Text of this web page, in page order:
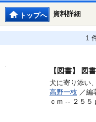
資料詳細
トップへ
1
【図書】 図
犬に寄り添い
高野一枝 ／
ｃｍ -- ２５５